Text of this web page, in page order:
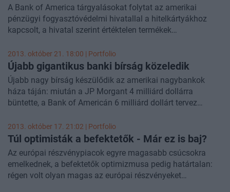
A Bank of America tárgyalásokat folytat az amerikai
pénzügyi fogyasztóvédelmi hivatallal a hitelkártyákhoz
kapcsolt, a hivatal szerint értéktelen termékek
megszületik az egyezség, akkor a bankszektor egy 2012
óta tartó ügyet tudhat majd maga mögött, ami súlyos
dollármilliókba került a pénzintézeteknek.
2013. október 21. 18:00 | Portfolio
Újabb gigantikus banki bírság közeledik
Újabb nagy bírság készülődik az amerikai nagybankok
háza táján: miután a JP Morgant 4 milliárd dollárra
büntette, a Bank of Americán 6 milliárd dollárt tervez
Financial Times.
2013. október 17. 21:02 | Portfolio
Túl optimisták a befektetők - Már ez is baj?
Az európai részvénypiacok egyre magasabb csúcsokra
emelkednek, a befektetők optimizmusa pedig határtalan:
régen volt olyan magas az európai részvényeket